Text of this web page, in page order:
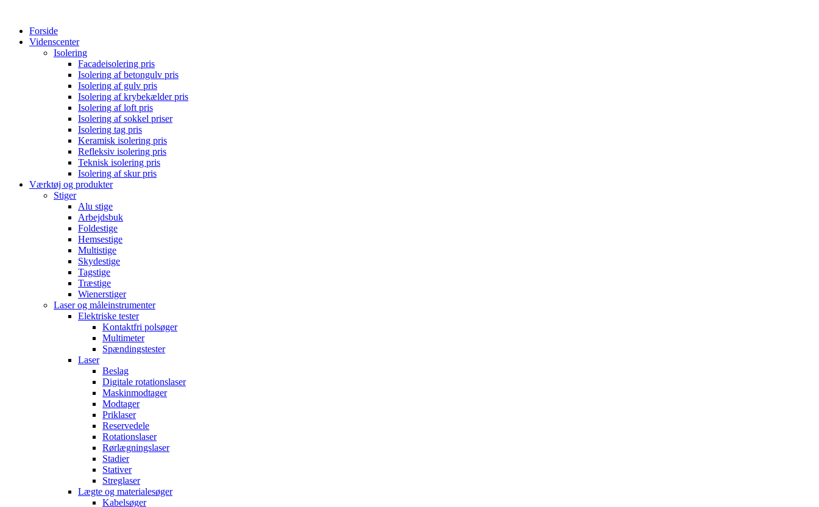
Forside
Videnscenter
Isolering
Facadeisolering pris
Isolering af betongulv pris
Isolering af gulv pris
Isolering af krybekælder pris
Isolering af loft pris
Isolering af sokkel priser
Isolering tag pris
Keramisk isolering pris
Refleksiv isolering pris
Teknisk isolering pris
Isolering af skur pris
Værktøj og produkter
Stiger
Alu stige
Arbejdsbuk
Foldestige
Hemsestige
Multistige
Skydestige
Tagstige
Træstige
Wienerstiger
Laser og måleinstrumenter
Elektriske tester
Kontaktfri polsøger
Multimeter
Spændingstester
Laser
Beslag
Digitale rotationslaser
Maskinmodtager
Modtager
Priklaser
Reservedele
Rotationslaser
Rørlægningslaser
Stadier
Stativer
Streglaser
Lægte og materialesøger
Kabelsøger